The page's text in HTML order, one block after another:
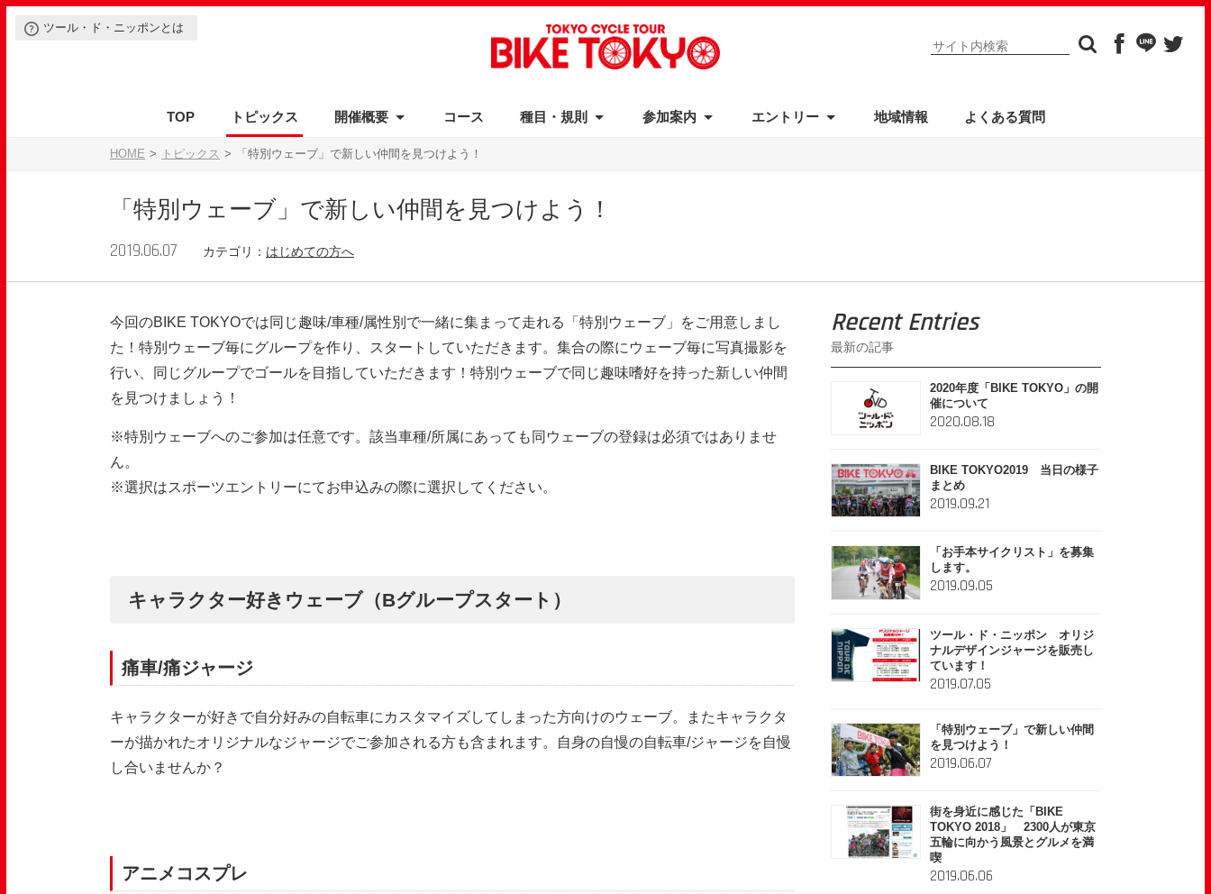
ツール・ド・ニッポンとは
TOP トピックス 開催概要 コース 種目・規則 参加案内 エントリー 地域情報 よくある質問
HOME トピックス 「特別ウェーブ」で新しい仲間を見つけよう！
「特別ウェーブ」で新しい仲間を見つけよう！
2019.06.07 カテゴリ： はじめての方へ
今回のBIKE TOKYOでは同じ趣味/車種/属性別で一緒に集まって走れる「特別ウェーブ」をご用意しまし
た！特別ウェーブ毎にグループを作り、スタートしていただきます。集合の際にウェーブ毎に写真撮影を
行い、同じグループでゴールを目指していただきます！特別ウェーブで同じ趣味嗜好を持った新しい仲間
を見つけましょう！
※特別ウェーブへのご参加は任意です。該当車種/所属にあっても同ウェーブの登録は必須ではありませ
ん。
※選択はスポーツエントリーにてお申込みの際に選択してください。
キャラクター好きウェーブ（Bグループスタート）
痛車/痛ジャージ
キャラクターが好きで自分好みの自転車にカスタマイズしてしまった方向けのウェーブ。またキャラクタ
ーが描かれたオリジナルなジャージでご参加される方も含まれます。自身の自慢の自転車/ジャージを自慢
し合いませんか？
アニメコスプレ
Recent Entries
最新の記事
2020年度「BIKE TOKYO」の開
催について
2020.08.18
BIKE TOKYO2019 当日の様子
まとめ
2019.09.21
「お手本サイクリスト」を募集
します。
2019.09.05
ツール・ド・ニッポン オリジ
ナルデザインジャージを販売し
ています！
2019.07.05
「特別ウェーブ」で新しい仲間
を見つけよう！
2019.06.07
街を身近に感じた「BIKE
TOKYO 2018」 2300人が東京
五輪に向かう風景とグルメを満
喫
2019.06.06